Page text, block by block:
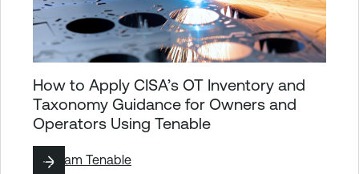
How to Apply CISA’s OT Inventory and
Taxonomy Guidance for Owners and
Operators Using Tenable
ByTeam Tenable